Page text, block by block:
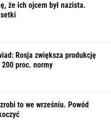
że ich ojcem był nazista.
Rosja zwiększa produkcję
proc. normy
to we wrześniu. Powód